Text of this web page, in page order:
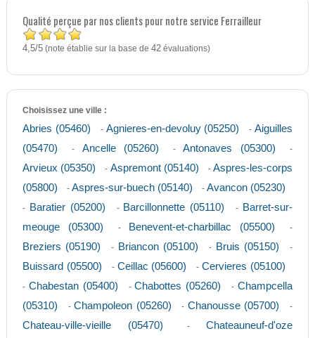
Qualité perçue par nos clients pour notre service Ferrailleur
4,5/5(note établie sur la base de 42évaluations)
Choisissez une ville :
Abries (05460) - Agnieres-en-devoluy (05250) -Aiguilles
(05470)
- Ancelle (05260) -Antonaves (05300) -
Arvieux (05350) - Aspremont (05140) -Aspres-les-corps
(05800)
- Aspres-sur-buech (05140) -Avancon (05230)
- Baratier (05200) - Barcillonnette (05110) - Barret-sur-
meouge (05300)
- Benevent-et-charbillac (05500) -
Breziers (05190) - Briancon (05100) - Bruis (05150) -
Buissard (05500) - Ceillac (05600) -Cervieres (05100)
- Chabestan (05400) -Chabottes (05260) -Champcella
(05310)
-Champoleon (05260) - Chanousse (05700) -
Chateau-ville-vieille (05470) -Chateauneuf-d'oze